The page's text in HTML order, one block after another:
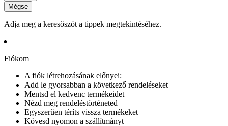
Mégse
Adja meg a keresőszót a tippek megtekintéséhez.
Fiókom
A fiók létrehozásának előnyei:
Add le gyorsabban a következő rendeléseket
Mentsd el kedvenc termékeidet
Nézd meg rendeléstörténeted
Egyszerűen téríts vissza termékeket
Kövesd nyomon a szállítmányt